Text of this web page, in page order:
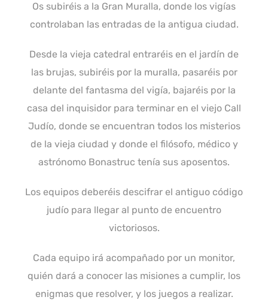
Os subiréis a la Gran Muralla, donde los vigías
controlaban las entradas de la antigua ciudad.
Desde la vieja catedral entraréis en el jardín de
las brujas, subiréis por la muralla, pasaréis por
delante del fantasma del vigía, bajaréis por la
casa del inquisidor para terminar en el viejo Call
Judío, donde se encuentran todos los misterios
de la vieja ciudad y donde el filósofo, médico y
astrónomo Bonastruc tenía sus aposentos.
Los equipos deberéis descifrar el antiguo código
judío para llegar al punto de encuentro
victoriosos.
Cada equipo irá acompañado por un monitor,
quién dará a conocer las misiones a cumplir, los
enigmas que resolver, y los juegos a realizar.